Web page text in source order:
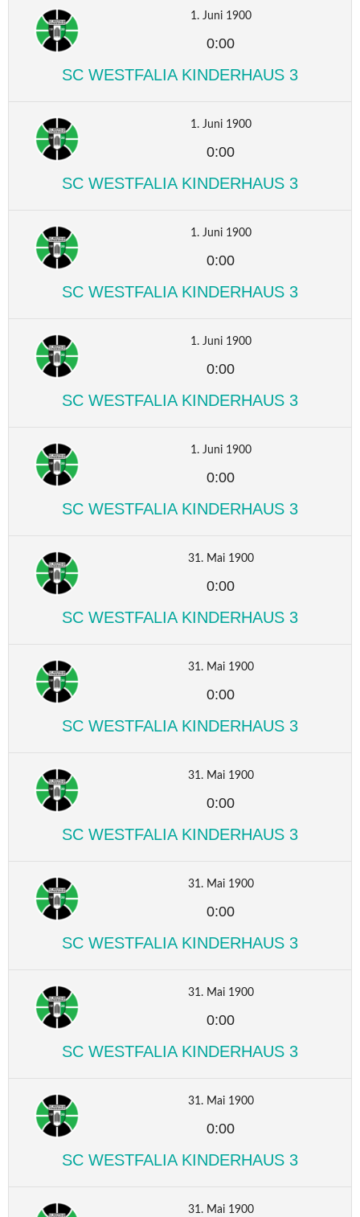
1. Juni 1900
0:00
SC WESTFALIA KINDERHAUS 3
1. Juni 1900
0:00
SC WESTFALIA KINDERHAUS 3
1. Juni 1900
0:00
SC WESTFALIA KINDERHAUS 3
1. Juni 1900
0:00
SC WESTFALIA KINDERHAUS 3
1. Juni 1900
0:00
SC WESTFALIA KINDERHAUS 3
31. Mai 1900
0:00
SC WESTFALIA KINDERHAUS 3
31. Mai 1900
0:00
SC WESTFALIA KINDERHAUS 3
31. Mai 1900
0:00
SC WESTFALIA KINDERHAUS 3
31. Mai 1900
0:00
SC WESTFALIA KINDERHAUS 3
31. Mai 1900
0:00
SC WESTFALIA KINDERHAUS 3
31. Mai 1900
0:00
SC WESTFALIA KINDERHAUS 3
31. Mai 1900